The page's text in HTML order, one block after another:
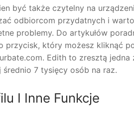
być także czytelny na
odbiorcom przydatnych i
problemy. Do artykułów
przycisk, który możesz kliknąć
Edith to zresztą
7 tysięcy osób na raz.
I Inne Funkcje